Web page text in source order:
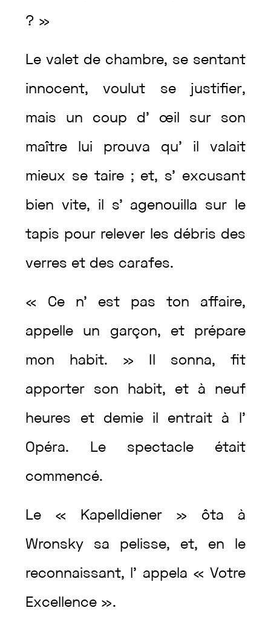
? »
Levalet de chambre, se sentant
innocent,voulut se justifier,
mais un coup d’ œil sur son
maître lui prouva qu’ il valait
mieux se taire ; et, s’ excusant
bienvite, il s’ agenouilla sur le
tapis pour relever les débris des
verres et des carafes.
« Ce n’ est pas ton affaire,
appelle un garçon, et prépare
mon habit. » sonna, fit
apporter son habit, et à neuf
heures et demie il entrait à l’
Opéra. Le spectacle était
commencé.
Le « Kapelldiener » ôta à
Wronsky sa pelisse, et, en le
reconnaissant, l’ appela « Votre
Excellence ».